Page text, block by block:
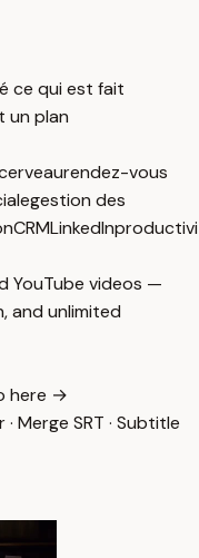
ce qui est fait
un plan
rendez-vous
gestion des
CRMLinkedIn
YouTube videos —
and unlimited
here →
· Merge SRT · Subtitle